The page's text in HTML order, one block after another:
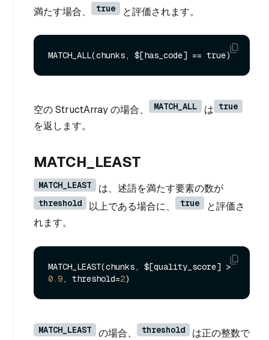
満たす場合、 true と評価されます。
空の StructArray の場合、 MATCH_ALL は true
を返します。
MATCH_LEAST
MATCH_LEAST は、述語を満たす要素の数が
threshold 以上である場合に、 true
と評価さ
れます。
MATCH_LEAST(chunks, $[quality_score] >
0.9, threshold=2
MATCH_LEAST の場合、 threshold
は正の整数で